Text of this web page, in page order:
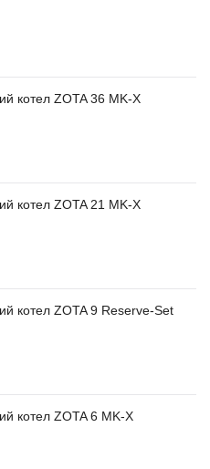
котел ZOTA 36 MK-X
котел ZOTA 21 MK-X
котел ZOTA 9 Reserve-Set
котел ZOTA 6 MK-X